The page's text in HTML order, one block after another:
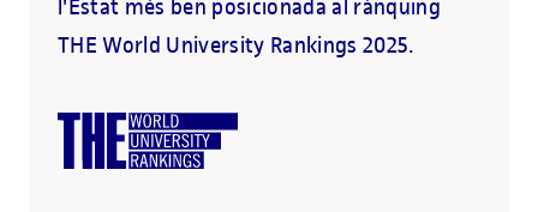
l'Estat més ben posicionada al rànquing
THE World University Rankings 2025.